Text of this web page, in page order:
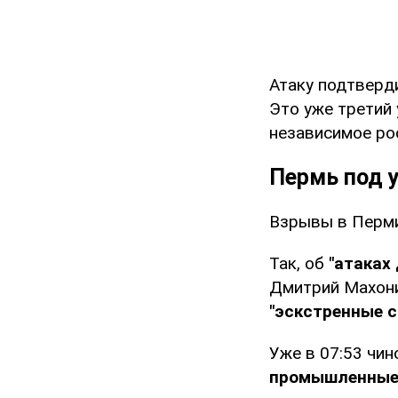
Атаку
Это уже
независимое
Пермь под
Взрывы в
Так, об
Дмитрий
"эскстренные
Уже в 07:53